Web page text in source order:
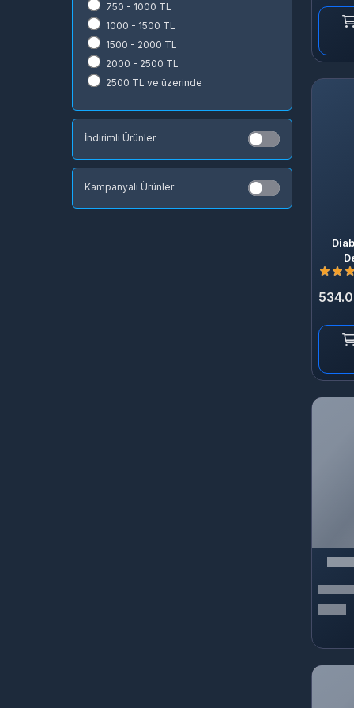
Microsoft Store
uPlay
Rockstar Games Launcher
Appstore
750 - 1000 TL
1000 - 1500 TL
1500 - 2000 TL
2000 - 2500 TL
2500 TL ve üzerinde
İndirimli Ürünler
Kampanyalı Ürünler